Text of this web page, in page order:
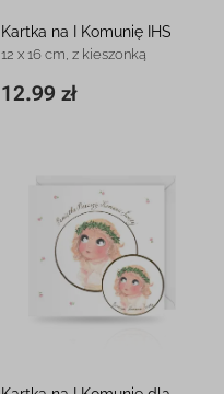
Kartka na I Komunię IHS
12 x 16 cm, z kieszonką
12.99 zł
11,8 x 16,3 cm